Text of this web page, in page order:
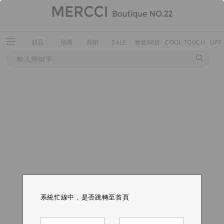
新品 預購 熱銷 SALE 整套88折 COOL TOUCH
系統忙線中，是否跳轉至首頁
系統忙線中，是否跳轉至首頁
系統忙線中，是否跳轉至首頁
系統忙線中，是否跳轉至首頁
系統忙線中，是否跳轉至首頁